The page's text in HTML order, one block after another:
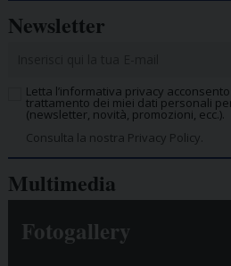
Newsletter
Letta l’informativa privacy
trattamento dei miei dati personali
(newsletter, novità, promozioni, ecc.).
Consulta la nostra Privacy Policy.
Multimedia
Fotogallery